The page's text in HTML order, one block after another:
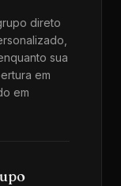
direto
sua
em
em